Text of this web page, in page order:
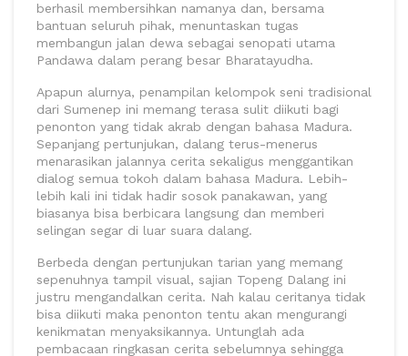
berhasil membersihkan namanya dan, bersama
bantuan seluruh pihak, menuntaskan tugas
membangun jalan dewa sebagai senopati utama
Pandawa dalam perang besar Bharatayudha.
Apapun alurnya, penampilan kelompok seni tradisional
dari Sumenep ini memang terasa sulit diikuti bagi
penonton yang tidak akrab dengan bahasa Madura.
Sepanjang pertunjukan, dalang terus-menerus
menarasikan jalannya cerita sekaligus menggantikan
dialog semua tokoh dalam bahasa Madura. Lebih-
lebih kali ini tidak hadir sosok panakawan, yang
biasanya bisa berbicara langsung dan memberi
selingan segar di luar suara dalang.
Berbeda dengan pertunjukan tarian yang memang
sepenuhnya tampil visual, sajian Topeng Dalang ini
justru mengandalkan cerita. Nah kalau ceritanya tidak
bisa diikuti maka penonton tentu akan mengurangi
kenikmatan menyaksikannya. Untunglah ada
pembacaan ringkasan cerita sebelumnya sehingga